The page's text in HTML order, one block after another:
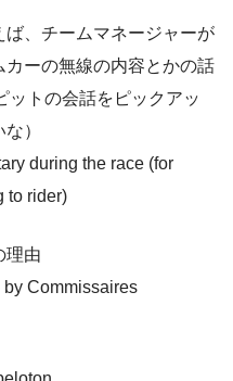
ば、チームマネージャーが
ーの無線の内容とかの話
ットの会話をピックアッ
）
during the race (for
to rider)
理由
Commissaires